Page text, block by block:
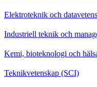
Elektroteknik och
Industriell teknik och
Kemi, bioteknologi och
Teknikvetenskap (SCI)